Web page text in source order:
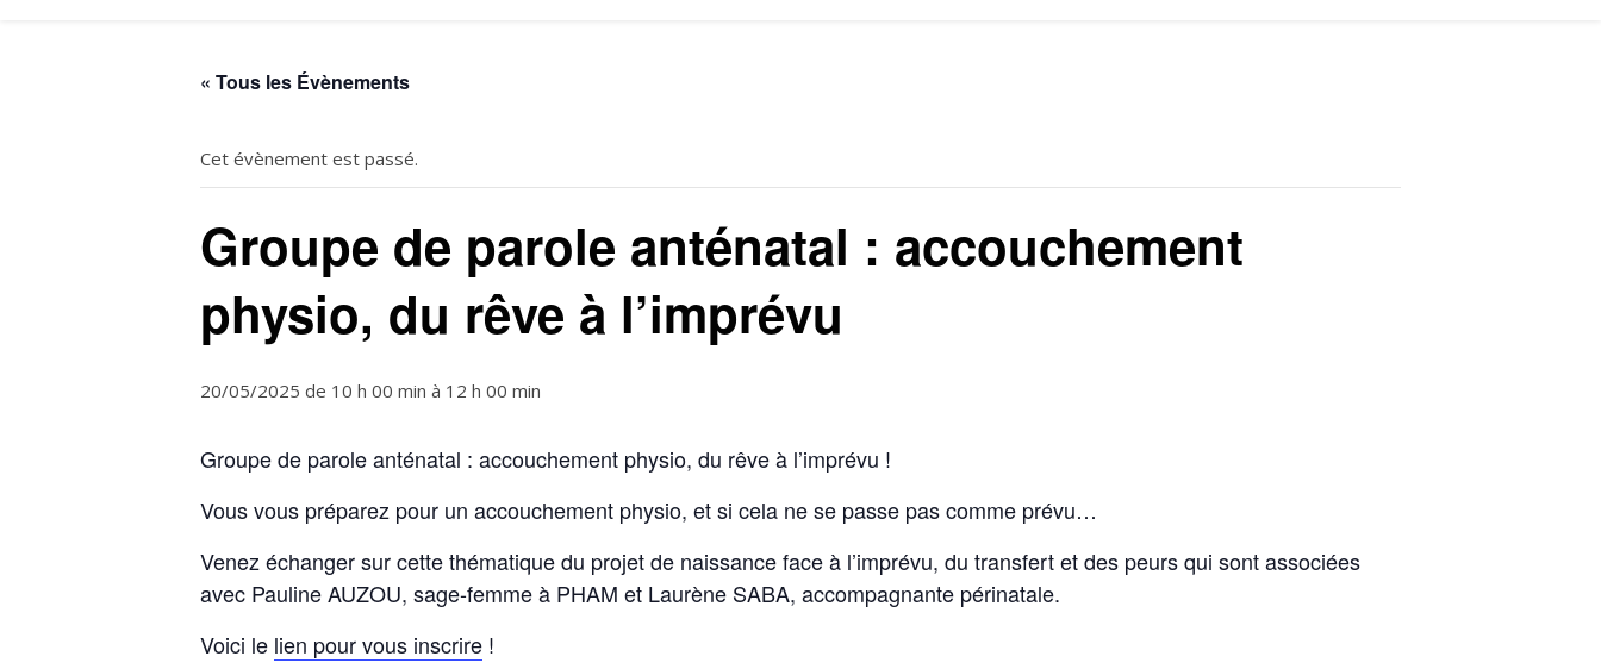
« Tous les Évènements
Cet évènement est passé.
Groupe de parole anténatal : accouchement
physio, du rêve à l’imprévu
20/05/2025 de 10 h 00 min à 12 h 00 min
Groupe de parole anténatal : accouchement physio, du rêve à l’imprévu !
Vous vous préparez pour un accouchement physio, et si cela ne se passe pas comme prévu…
Venez échanger sur cette thématique du projet de naissance face à l’imprévu, du transfert et des peurs qui sont associées
avec Pauline AUZOU, sage-femme à PHAM et Laurène SABA, accompagnante périnatale.
Voici le lien pour vous inscrire !